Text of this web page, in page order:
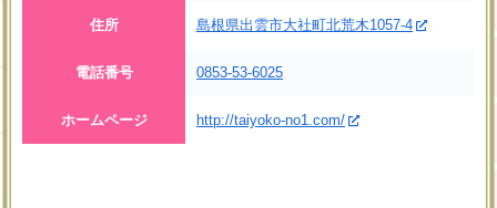
住所 島根県出雲市大社町北荒木1057-4
電話番号 0853-53-6025
ホームページ http://taiyoko-no1.com/